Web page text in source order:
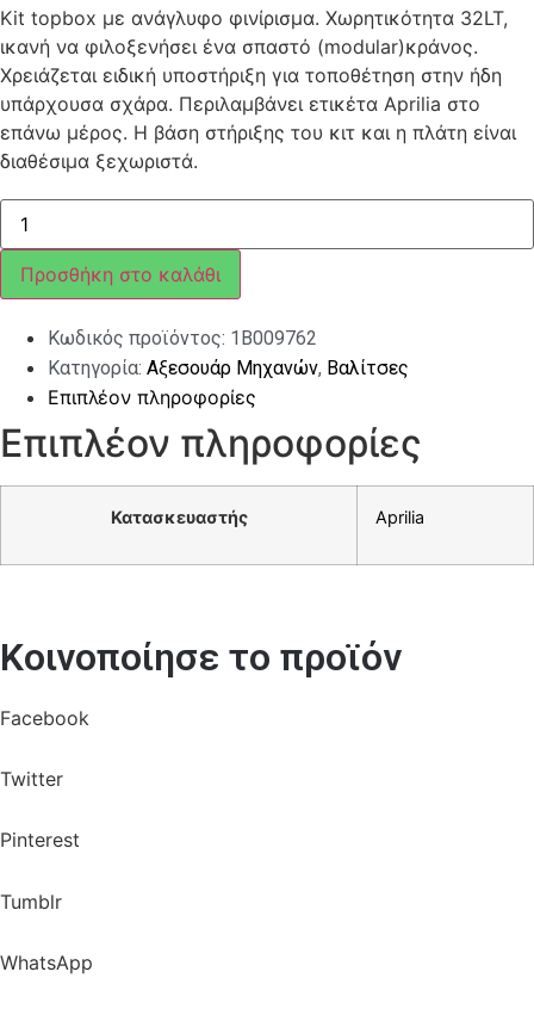
Kit topbox με ανάγλυφο φινίρισμα. Χωρητικότητα 32LT,
ικανή να φιλοξενήσει ένα σπαστό (modular)κράνος.
Χρειάζεται ειδική υποστήριξη για τοποθέτηση στην ήδη
υπάρχουσα σχάρα. Περιλαμβάνει ετικέτα Aprilia στο
επάνω μέρος. Η βάση στήριξης του κιτ και η πλάτη είναι
διαθέσιμα ξεχωριστά.
ΒΑΛΙΤΣΑΚΙ
APRILIA
SR
GT/SXR
32LT
ΜΑΥΡΟ
ποσότητα
Προσθήκη στο καλάθι
Κωδικός προϊόντος: 1B009762
Κατηγορία: Αξεσουάρ Μηχανών, Βαλίτσες
Επιπλέον πληροφορίες
Επιπλέον πληροφορίες
Κατασκευαστής Aprilia
Κοινοποίησε το προϊόν
Facebook
Twitter
Pinterest
Tumblr
WhatsApp